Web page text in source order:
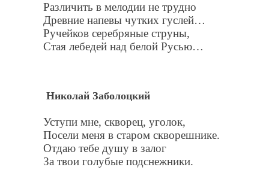
Различить в мелодии не трудно
Древние напевы чутких гуслей…
Ручейков серебряные струны,
Стая лебедей над белой Русью…
Николай Заболоцкий
Уступи мне, скворец, уголок,
Посели меня в старом скворешнике.
Отдаю тебе душу в залог
За твои голубые подснежники.